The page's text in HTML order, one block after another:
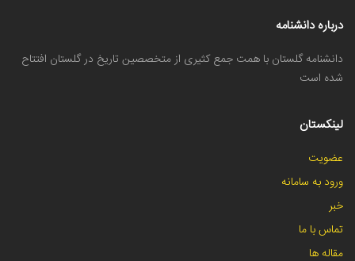
درباره دانشنامه
دانشنامه گلستان با همت جمع کثیری از متخصصین تاریخ در گلستان افتتاح
شده است
لینکستان
عضویت
ورود به سامانه
خبر
تماس با ما
مقاله ها